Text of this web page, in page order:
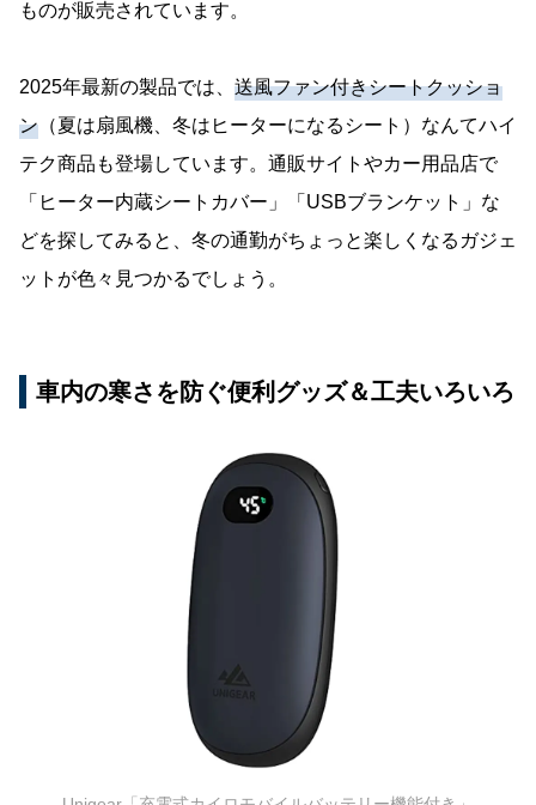
ものが販売されています。
2025年最新の製品では、 送風ファン付きシートクッショ
ン （夏は扇風機、冬はヒーターになるシート）なんてハイ
テク商品も登場しています。通販サイトやカー用品店で
「ヒーター内蔵シートカバー」「USBブランケット」な
どを探してみると、冬の通勤がちょっと楽しくなるガジェ
ットが色々見つかるでしょう。
車内の寒さを防ぐ便利グッズ＆工夫いろいろ